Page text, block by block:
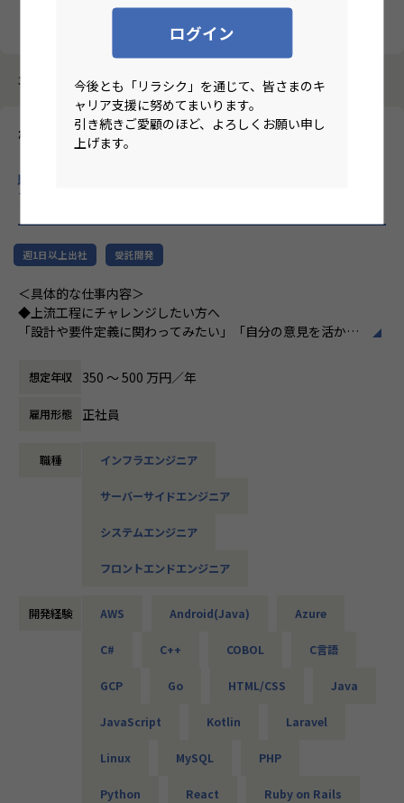
ログイン
今後とも「リラシク」を通じて、皆さまのキ
ャリア支援に努めてまいります。
引き続きご愛顧のほど、よろしくお願い申し
上げます。
3987件中 11件～20件
株式会社パートナー
験枠/IT実務6ケ月以上】上場企業のグループ会社でのITエンジニ
ア募集！
週1日以上出社 受託開発
＜具体的な仕事内容＞
◆上流工程にチャレンジしたい方へ
「設計や要件定義に関わってみたい」「自分の意見を活かせ
そんな方には700社以上の中からスキルや希望に合う案件を
ご紹介しています。
たとえば、ヨガ配信アプリやECサイトの新規開発、クラウド
設計など、上流フェーズから関われる案件も豊富です。ま
ひとりで悩まず、安心して挑戦できます。
◆落ち着いた環境で、長く働きたい方へ
OKの案件も多く、週2～3日出社が基本。残業は月9時間ほど
現場には教育担当がつき、月1回の面談やチャット相談も実
にも柔軟に対応しています。
◆将来的にマネジメントにも挑戦したい方へ
回の面談を通じて方向性を確認しながら、段階的にマネジメ
ら活躍している社員も多数。女性管理職も在籍しており、年
齢や性別を問わずフェアに評価される環境です。
想定年収 350 〜 500 万円／年
雇用形態 正社員
職種 インフラエンジニア
サーバーサイドエンジニア
システムエンジニア
フロントエンドエンジニア
開発経験 AWS Android(Java) Azure
C# C++ COBOL C言語
GCP Go HTML/CSS Java
JavaScript Kotlin Laravel
Linux MySQL PHP
Python React Ruby on Rails